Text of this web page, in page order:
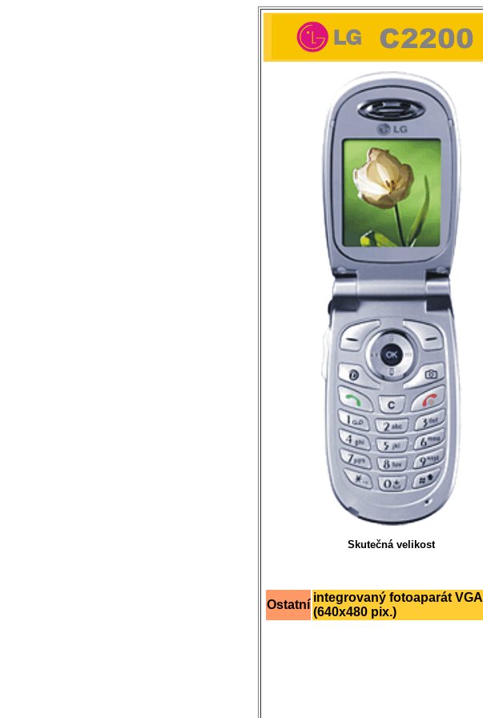
Skutečná velikost
Ostatní
integrovaný fotoaparát VGA
(640x480 pix.)